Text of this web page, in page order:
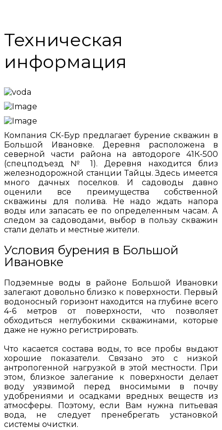
Техническая
информация
Компания СК-Бур предлагает бурение скважин в
Большой Ивановке. Деревня расположена в
северной части района на автодороге 41К-500
(спецподъезд № 1). Деревня находится близ
железнодорожной станции Тайцы. Здесь имеется
много дачных поселков. И садоводы давно
оценили все преимущества собственной
скважины для полива. Не надо ждать напора
воды или запасать ее по определенным часам. А
следом за садоводами, выбор в пользу скважин
стали делать и местные жители.
Условия бурения в Большой
Ивановке
Подземные воды в районе Большой Ивановки
залегают довольно близко к поверхности. Первый
водоносный горизонт находится на глубине всего
4-6 метров от поверхности, что позволяет
обходиться неглубокими скважинами, которые
даже не нужно регистрировать.
Что касается состава воды, то все пробы выдают
хорошие показатели. Связано это с низкой
антропогенной нагрузкой в этой местности. При
этом, близкое залегание к поверхности делает
воду уязвимой перед вносимыми в почву
удобрениями и осадками вредных веществ из
атмосферы. Поэтому, если Вам нужна питьевая
вода, не следует пренебрегать установкой
системы очистки.